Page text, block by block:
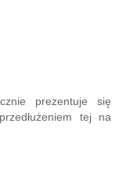
prezentuje się
tej na